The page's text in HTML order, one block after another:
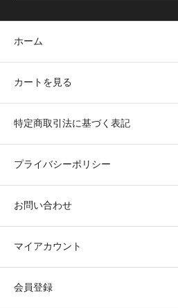
ホーム
カートを見る
特定商取引法に基づく表記
プライバシーポリシー
お問い合わせ
マイアカウント
会員登録